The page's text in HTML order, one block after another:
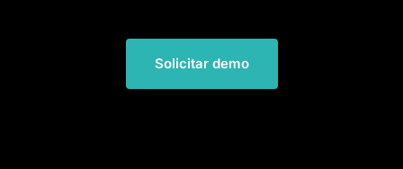
Solicitar demo